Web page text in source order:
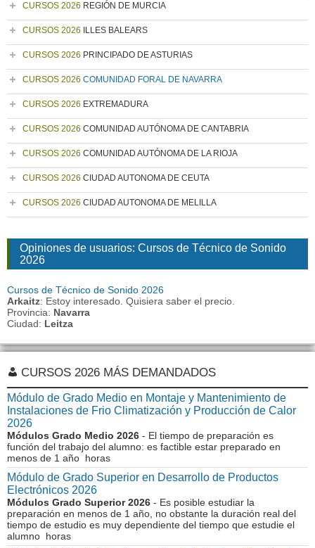
CURSOS 2026 REGIÓN DE MURCIA
CURSOS 2026 ILLES BALEARS
CURSOS 2026 PRINCIPADO DE ASTURIAS
CURSOS 2026 COMUNIDAD FORAL DE NAVARRA
CURSOS 2026 EXTREMADURA
CURSOS 2026 COMUNIDAD AUTÓNOMA DE CANTABRIA
CURSOS 2026 COMUNIDAD AUTÓNOMA DE LA RIOJA
CURSOS 2026 CIUDAD AUTONOMA DE CEUTA
CURSOS 2026 CIUDAD AUTONOMA DE MELILLA
Opiniones de usuarios: Cursos de Técnico de Sonido
2026
Cursos de Técnico de Sonido 2026
Arkaitz: Estoy interesado. Quisiera saber el precio.
Provincia: Navarra
Ciudad: Leitza
CURSOS 2026 MÁS DEMANDADOS
Módulo de Grado Medio en Montaje y Mantenimiento de
Instalaciones de Frio Climatización y Producción de Calor
2026
Módulos Grado Medio 2026 - El tiempo de preparación es
función del trabajo del alumno: es factible estar preparado en
menos de 1 año horas
Módulo de Grado Superior en Desarrollo de Productos
Electrónicos 2026
Módulos Grado Superior 2026 - Es posible estudiar la
preparación en menos de 1 año, no obstante la duración real del
tiempo de estudio es muy dependiente del tiempo que estudie el
alumno horas